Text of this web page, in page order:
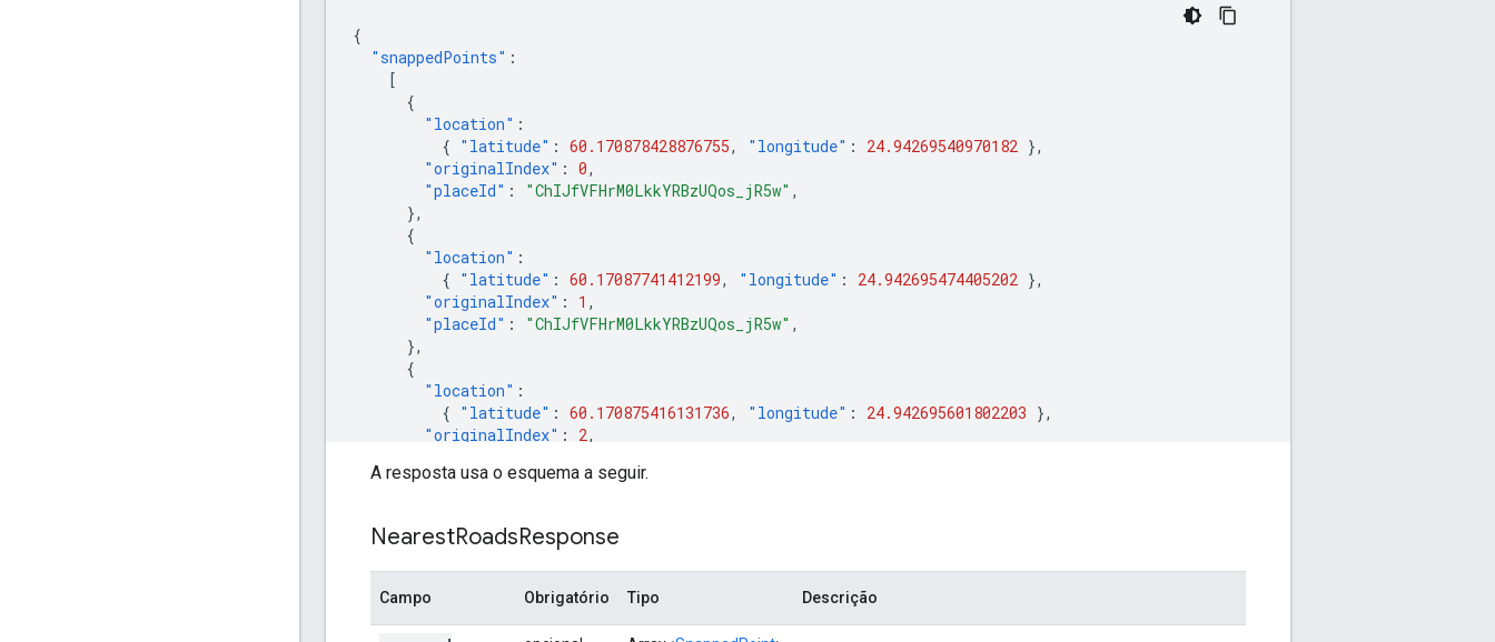
{
"snappedPoints" :
[
{
"location" :
{ "latitude" : 60.170878428876755, "longitude" : 24.94269540970182 },
"originalIndex" : 0,
"placeId" : "ChIJfVFHrM0LkkYRBzUQos_jR5w" ,
},
{
"location" :
{ "latitude" : 60.17087741412199, "longitude" : 24.942695474405202 },
"originalIndex" : 1 ,
"placeId" : "ChIJfVFHrM0LkkYRBzUQos_jR5w" ,
},
{
"location" :
{ "latitude" : 60.170875416131736, "longitude" : 24.942695601802203 },
"originalIndex" : 2,
},
A resposta usa o esquema a seguir.
NearestRoadsResponse
Campo Obrigatório Tipo Descrição